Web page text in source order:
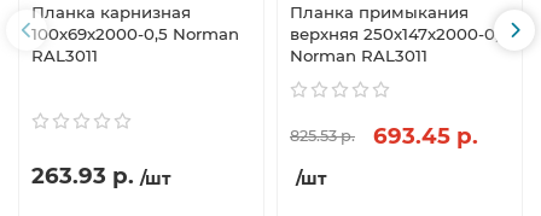
Планка карнизная
100х69х2000-0,5 Norman
RAL3011
263.93 р. /шт
Планка примыкания
верхняя 250х147х2000-0,5
Norman RAL3011
825.53 р. 693.45 р.
/шт